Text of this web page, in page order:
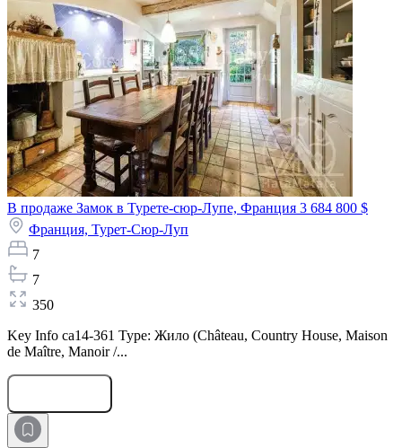
В продаже Замок в Турете-сюр-Лупе, Франция 3 684 800 $
Франция, Турет-Сюр-Луп
7
7
350
Key Info ca14-361 Type: Жило (Château, Country House, Maison
de Maître, Manoir /...